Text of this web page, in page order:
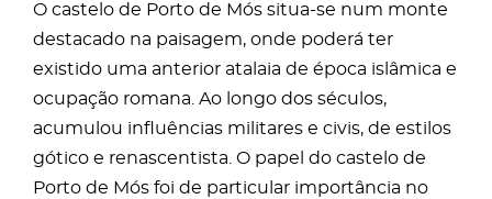
O castelo de Porto de Mós situa-se num monte
destacado na paisagem, onde poderá ter
existido uma anterior atalaia de época islâmica e
ocupação romana. Ao longo dos séculos,
acumulou influências militares e civis, de estilos
gótico e renascentista. O papel do castelo de
Porto de Mós foi de particular importância no